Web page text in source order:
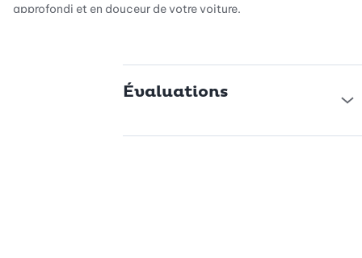
approfondi et en douceur de votre voiture.
Des microfibres de haute qualité pour de meilleurs résultats
Les chiffons en microfibre et la lingette de séchage inclus dans
des microfibres super fines et une densité élevée allant jusqu'à 1
Évaluations